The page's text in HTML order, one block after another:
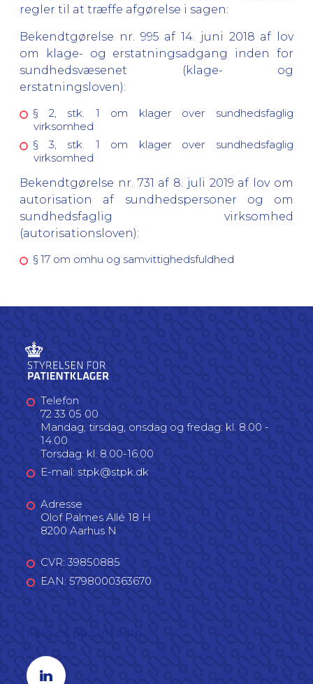
regler til at træffe afgørelse i sagen:
Bekendtgørelse nr. 995 af 14. juni 2018 af lov
om klage- og erstatningsadgang inden for
sundhedsvæsenet (klage- og
erstatningsloven):
§ 2, stk. 1 om klager over sundhedsfaglig
virksomhed
§ 3, stk. 1 om klager over sundhedsfaglig
virksomhed
Bekendtgørelse nr. 731 af 8. juli 2019 af lov om
autorisation af sundhedspersoner og om
sundhedsfaglig virksomhed
(autorisationsloven):
§ 17 om omhu og samvittighedsfuldhed
Telefon
72 33 05 00
Mandag, tirsdag, onsdag og fredag: kl. 8.00 -
14.00
Torsdag: kl. 8.00-16.00
E-mail: stpk@stpk.dk
Adresse
Olof Palmes Allé 18 H
8200 Aarhus N
CVR: 39850885
EAN: 5798000363670
Linkedin profil